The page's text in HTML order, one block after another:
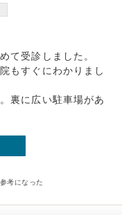
て受診しました。
もすぐにわかりまし
裏に広い駐車場があ
考になった